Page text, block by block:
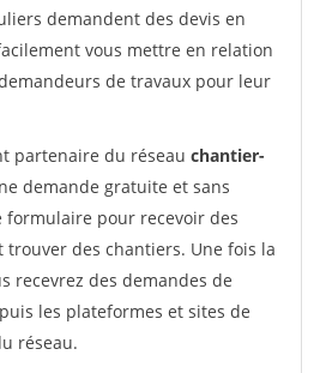
demandent des devis en
vous mettre en relation
de travaux pour leur
partenaire du réseau chantier-
demande gratuite et sans
formulaire pour recevoir des
trouver des chantiers. Une fois la
recevrez des demandes de
les plateformes et sites de
réseau.